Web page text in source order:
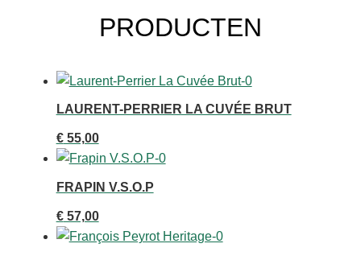
PRODUCTEN
LAURENT-PERRIER LA CUVÉE BRUT
€55,00
FRAPIN V.S.O.P
€57,00